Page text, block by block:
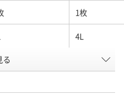
1枚
4L
ビー ホワイト
る